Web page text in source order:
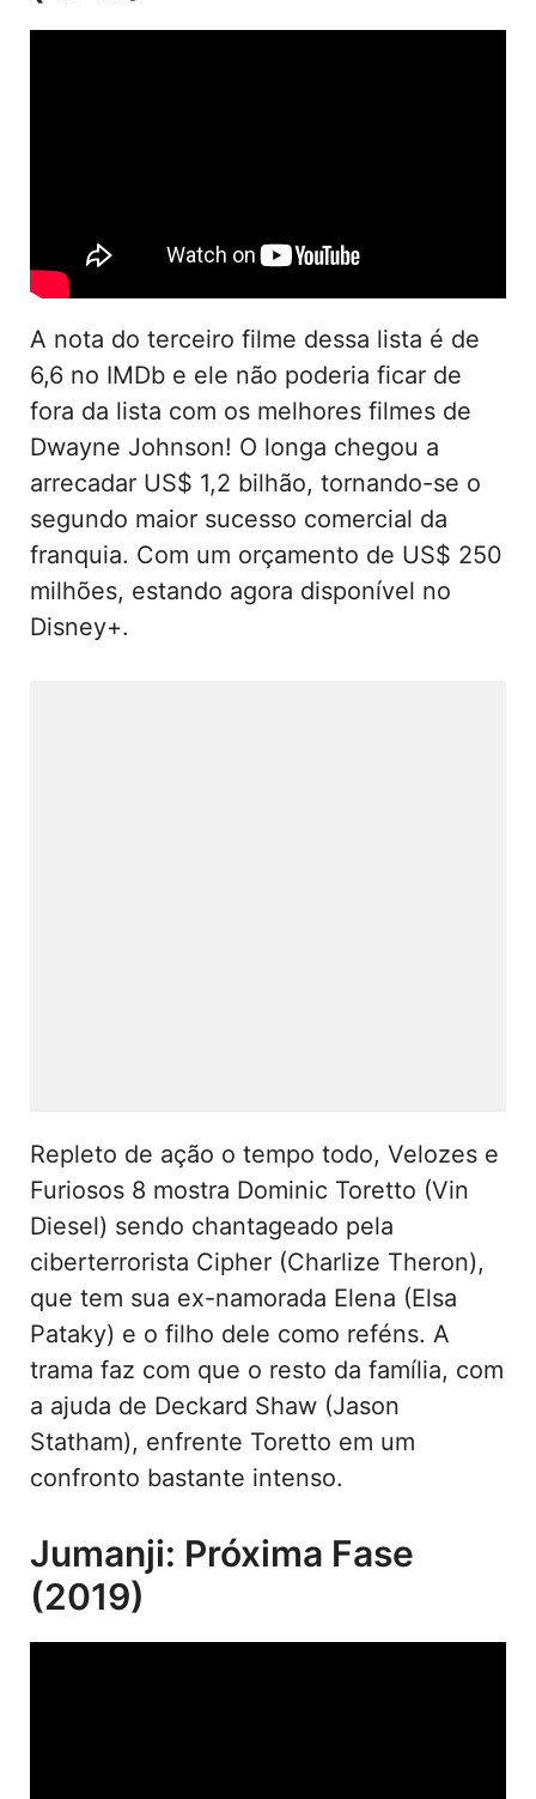
A nota do terceiro filme dessa lista é de
6,6 no IMDb e ele não poderia ficar de
fora da lista com os melhores filmes de
Dwayne Johnson! O longa chegou a
arrecadar US$ 1,2 bilhão, tornando-se o
segundo maior sucesso comercial da
franquia. Com um orçamento de US$ 250
milhões, estando agora disponível no
Disney+.
Repleto de ação o tempo todo, Velozes e
Furiosos 8 mostra Dominic Toretto (Vin
Diesel) sendo chantageado pela
ciberterrorista Cipher (Charlize Theron),
que tem sua ex-namorada Elena (Elsa
Pataky) e o filho dele como reféns. A
trama faz com que o resto da família, com
a ajuda de Deckard Shaw (Jason
Statham), enfrente Toretto em um
confronto bastante intenso.
Jumanji: Próxima Fase
(2019)